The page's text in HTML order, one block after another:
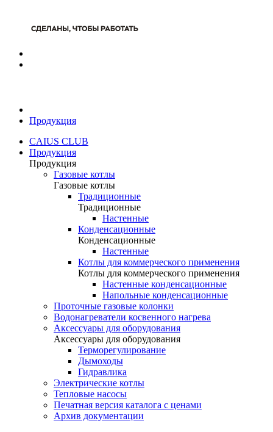
Продукция
CAIUS CLUB
Продукция
Продукция
Газовые котлы
Газовые котлы
Традиционные
Традиционные
Настенные
Конденсационные
Конденсационные
Настенные
Котлы для коммерческого применения
Котлы для коммерческого применения
Настенные конденсационные
Напольные конденсационные
Проточные газовые колонки
Водонагреватели косвенного нагрева
Аксессуары для оборудования
Аксессуары для оборудования
Терморегулирование
Дымоходы
Гидравлика
Электрические котлы
Тепловые насосы
Печатная версия каталога с ценами
Архив документации